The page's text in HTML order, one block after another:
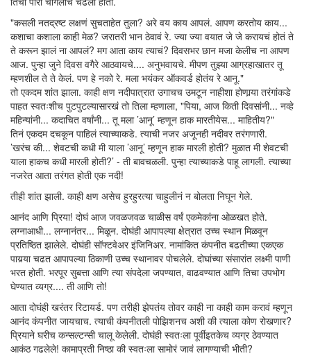
"कसली नतद्रष्ट लक्षणं सुचताहेत तुला? अरे वय काय आपलं. आपण करतोय काय...
कशाचा कशाला काही मेळ? जरातरी भान ठेवावं रे. ज्या ज्या वयात जे जे करायचं होतं ते
ते करून झालं ना आपलं? मग आता काय त्याचं? दिवसभर छान मजा केलीच ना आपण
आज. पुन्हा जुने दिवस वगैरे आठवायचे.... अनुभवायचे. मीपण तुझ्या आग्रहाखातर तू
म्हणशील ते ते केलं. पण हे नको रे. मला भयंकर ऑकवर्ड होतंय रे आनू."
तो एकदम शांत झाला. काही क्षण नदीपात्रात उगाचच उमटून नाहीशा होणार्‍या तरंगांकडे
पाहत स्वतःशीच पुटपुटल्यासारखं तो तिला म्हणाला, "पिया, आज किती दिवसांनी... नव्हे
महिन्यांनी... कदाचित वर्षांनी... तू मला ’आनू’ म्हणून हाक मारतीयेस... माहितीय?"
तिनं एकदम दचकून पाहिलं त्याच्याकडे. त्याची नजर अजूनही नदीवर तरंगणारी.
’खरंच की... शेवटची कधी मी याला ’आनू’ म्हणून हाक मारली होती? मुळात मी शेवटची
याला हाकच कधी मारली होती?’ - ती बावचळली. पुन्हा त्याच्याकडे पाहू लागली. त्याच्या
नजरेत आता तरंगत होती एक नदी!
तीही शांत झाली. काही क्षण असेच हुरहुरत्या चाहुलीनं न बोलता निघून गेले.
आनंद आणि प्रिया! दोघं आज जवळजवळ चाळीस वर्षं एकमेकांना ओळखत होते.
लग्नाआधी... लग्नानंतर... मिळून. दोघंही आपापल्या क्षेत्रात उच्च स्थान मिळवून
प्रतिष्ठित झालेले. दोघंही सॉफ्टवेअर इंजिनिअर. नामांकित कंपनीत बढतीच्या एकएक
पायर्‍या चढत आपापल्या ठिकाणी उच्च स्थानावर पोचलेले. दोघांच्या संसारांत लक्ष्मी पाणी
भरत होती. भरपूर सुबत्ता आणि त्या संपदेला जपण्यात, वाढवण्यात आणि तिचा उपभोग
घेण्यात व्यग्र.... ती आणि तो!
आता दोघंही खरंतर रिटायर्ड. पण तरीही झेपतंय तोवर काही ना काही काम करावं म्हणून
आनंद कंपनीत जायचाच. त्याची कंपनीतली पोझिशनच अशी की त्याला कोण रोखणार?
प्रियाने घरीच कन्सल्टन्सी चालू केलेली. दोघंही स्वतःला पूर्वीइतकेच व्यग्र ठेवण्यात
आकंठ गढलेले! कामाप्रती निष्ठा की स्वतःला सामोरं जावं लागण्याची भीती?